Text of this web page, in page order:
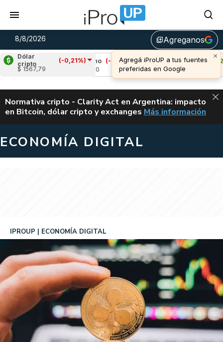
8/8/2026 library_addAgreganos
×
Agregá iProUP a tus fuentes
preferidas en Google
Dólar
cripto
(-0,21%)
$ 1567,79
Cardano
(-1,00%)
Avalanche (2,21%)
u$s 6,55
ALERTA
Normativa cripto - Clarity Act en Argentina: impacto
en Bitcoin, dólar cripto y exchanges CLARITY ACT EN
Más información
ECONOMÍA DIGITAL
IPROUP ECONOMÍA DIGITAL